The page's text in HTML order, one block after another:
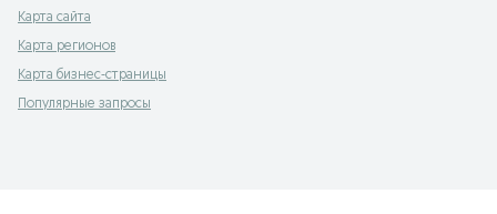
Карта сайта
Карта регионов
Карта бизнес-страницы
Популярные запросы